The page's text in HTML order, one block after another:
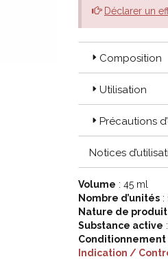
Déclarer un
Composition
Utilisation
Précautions
Notices
Volume : 45 ml
Nombre d’unités :
Nature de produit
Substance active
Conditionnement
Indication /